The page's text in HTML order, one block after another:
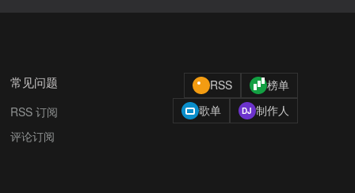
常见问题
RSS 订阅
评论订阅
RSS
榜单
歌单
制作人